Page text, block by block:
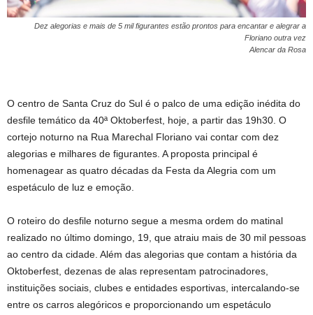
Dez alegorias e mais de 5 mil figurantes estão prontos para encantar e alegrar a
Floriano outra vez
Alencar da Rosa
O centro de Santa Cruz do Sul é o palco de uma edição inédita do
desfile temático da 40ª Oktoberfest, hoje, a partir das 19h30. O
cortejo noturno na Rua Marechal Floriano vai contar com dez
alegorias e milhares de figurantes. A proposta principal é
homenagear as quatro décadas da Festa da Alegria com um
espetáculo de luz e emoção.
O roteiro do desfile noturno segue a mesma ordem do matinal
realizado no último domingo, 19, que atraiu mais de 30 mil pessoas
ao centro da cidade. Além das alegorias que contam a história da
Oktoberfest, dezenas de alas representam patrocinadores,
instituições sociais, clubes e entidades esportivas, intercalando-se
entre os carros alegóricos e proporcionando um espetáculo